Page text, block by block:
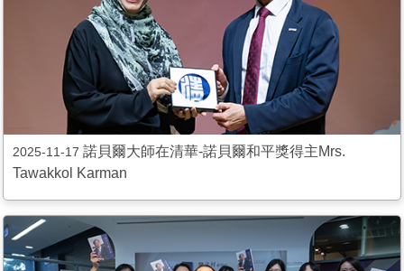
2025-11-17諾貝爾大師在清華-諾貝爾和平獎得主Mrs.
Tawakkol Karman